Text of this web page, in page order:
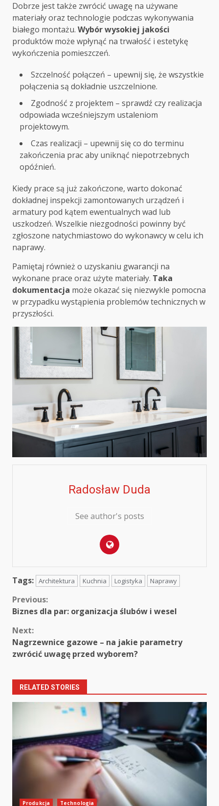
Dobrze jest także zwrócić uwagę na używane
materiały oraz technologie podczas wykonywania
białego montażu. Wybór wysokiej jakości
produktów może wpłynąć na trwałość i estetykę
wykończenia pomieszczeń.
Szczelność połączeń – upewnij się, że wszystkie
połączenia są dokładnie uszczelnione.
Zgodność z projektem – sprawdź czy realizacja
odpowiada wcześniejszym ustaleniom
projektowym.
Czas realizacji – upewnij się co do terminu
zakończenia prac aby uniknąć niepotrzebnych
opóźnień.
Kiedy prace są już zakończone, warto dokonać
dokładnej inspekcji zamontowanych urządzeń i
armatury pod kątem ewentualnych wad lub
uszkodzeń. Wszelkie niezgodności powinny być
zgłoszone natychmiastowo do wykonawcy w celu ich
naprawy.
Pamiętaj również o uzyskaniu gwarancji na
wykonane prace oraz użyte materiały. Taka
dokumentacja może okazać się niezwykle pomocna
w przypadku wystąpienia problemów technicznych w
przyszłości.
Radosław Duda
See author's posts
Tags: Architektura Kuchnia Logistyka Naprawy
Continue
Reading
Previous:
Biznes dla par: organizacja ślubów i wesel
Next:
Nagrzewnice gazowe – na jakie parametry
zwrócić uwagę przed wyborem?
RELATED STORIES
Produkcja Technologia